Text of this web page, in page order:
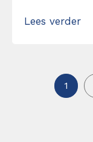
Lees verder
1